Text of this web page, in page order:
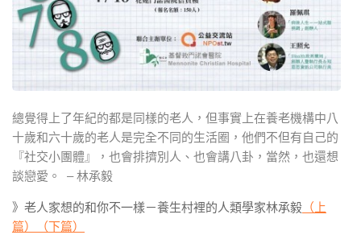
總覺得上了年紀的都是同樣的老人，但事實上在養老機構中八
十歲和六十歲的老人是完全不同的生活圈，他們不但有自己的
『社交小團體』，也會排擠別人、也會講八卦，當然，也還想
談戀愛。 – 林承毅
》老人家想的和你不一樣－養生村裡的人類學家林承毅 （上
篇）
（下篇）